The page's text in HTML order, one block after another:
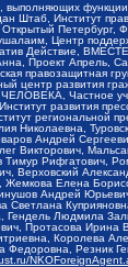
функции
Штаб, Институт
Петербург,
Центр
Действие,
Проект Апрель,
правозащитная
центр развития
Частное
развития
региональной
Николаевна,
Андрей
Викторович,
Тимур Рифгатович,
Верховский
Жемкова Елена
Андрей
Светлана
Людмила
Протасова
Королева
Федоровна, Резник